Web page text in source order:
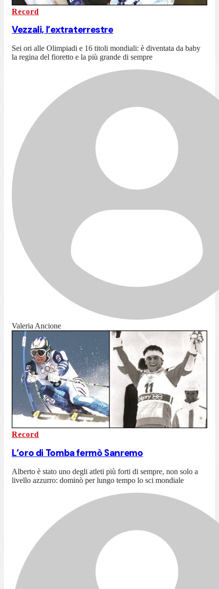
Record
Vezzali, l’extraterrestre
Sei ori alle Olimpiadi e 16 titoli mondiali: è diventata da baby
la regina del fioretto e la più grande di sempre
Valeria Ancione
Record
L’oro di Tomba fermò Sanremo
Alberto è stato uno degli atleti più forti di sempre, non solo a
livello azzurro: dominò per lungo tempo lo sci mondiale